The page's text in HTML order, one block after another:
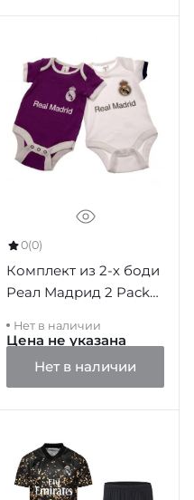
0(0)
Комплект из 2-х боди
Реал Мадрид 2 Pack
Нет в наличии
Цена не указана
Нет в наличии